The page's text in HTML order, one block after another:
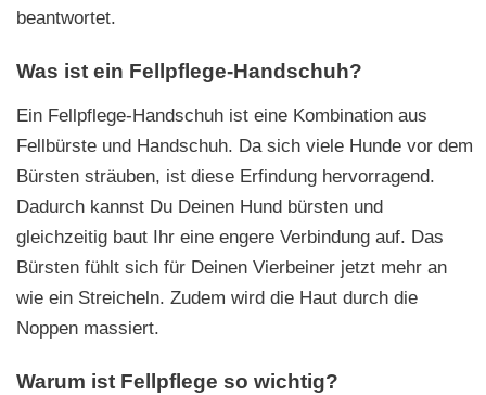
beantwortet.
Was ist ein Fellpflege-Handschuh?
Ein Fellpflege-Handschuh ist eine Kombination aus
Fellbürste und Handschuh. Da sich viele Hunde vor dem
Bürsten sträuben, ist diese Erfindung hervorragend.
Dadurch kannst Du Deinen Hund bürsten und
gleichzeitig baut Ihr eine engere Verbindung auf. Das
Bürsten fühlt sich für Deinen Vierbeiner jetzt mehr an
wie ein Streicheln. Zudem wird die Haut durch die
Noppen massiert.
Warum ist Fellpflege so wichtig?